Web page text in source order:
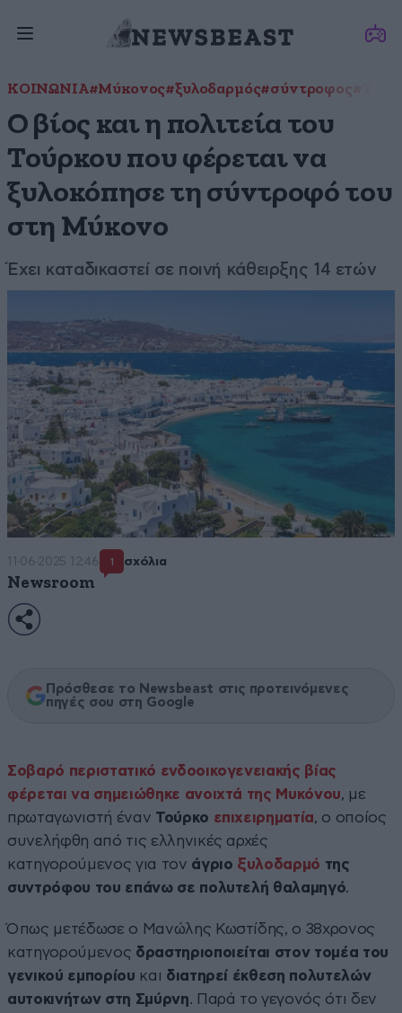
ΚΟΙΝΩΝΙΑ#Μύκονος#ξυλοδαρμός#σύντροφος
Ο βίος και η πολιτεία του
Τούρκου που φέρεται να
ξυλοκόπησε τη σύντροφό του
στη Μύκονο
Έχει καταδικαστεί σε ποινή κάθειρξης 14 ετών
11·06·2025 12:46 1 σχόλια
Newsroom
Πρόσθεσε το Newsbeast στις προτεινόμενες
πηγές σου στη Google
Σοβαρό περιστατικό ενδοοικογενειακής βίας
φέρεται να σημειώθηκε ανοιχτά της Μυκόνου, με
πρωταγωνιστή έναν Τούρκο επιχειρηματία, ο οποίος
συνελήφθη από τις ελληνικές αρχές
κατηγορούμενος για τον άγριο ξυλοδαρμό της
συντρόφου του επάνω σε πολυτελή θαλαμηγό.
Όπως μετέδωσε ο Μανώλης Κωστίδης, ο 38χρονος
κατηγορούμενος δραστηριοποιείται στον τομέα του
γενικού εμπορίου και διατηρεί έκθεση πολυτελών
αυτοκινήτων στη Σμύρνη. Παρά το γεγονός ότι δεν